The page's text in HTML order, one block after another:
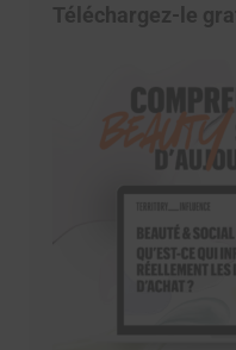
Téléchargez-le